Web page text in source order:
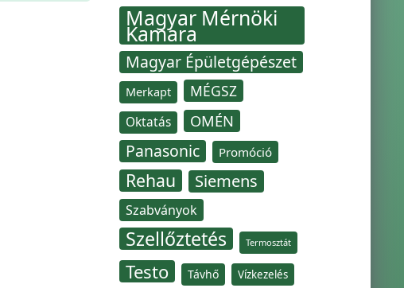
Magyar Mérnöki
Kamara
Magyar Épületgépészet
Merkapt MÉGSZ
Oktatás OMÉN
Panasonic Promóció
Rehau Siemens
Szabványok
Szellőztetés Termosztát
Testo Távhő Vízkezelés